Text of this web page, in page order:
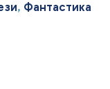
, Фантастика